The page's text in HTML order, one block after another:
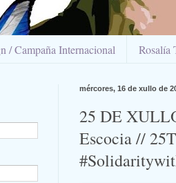
/ Campaña Internacional Rosalía
mércores, 16 de xullo de
25 DE
Escocia //